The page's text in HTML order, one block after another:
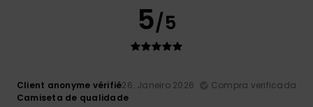
5/5
Client anonyme vérifié26. Janeiro 2026
Compra verificada
Camiseta de qualidade